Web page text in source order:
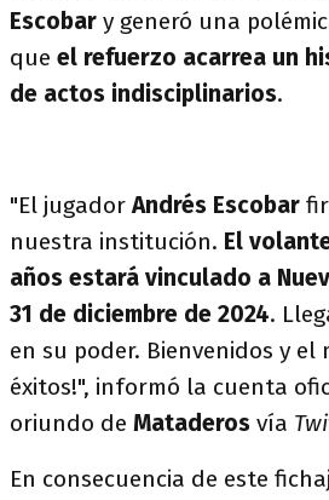
Escobar y generó una
que el refuerzo acarrea un
de actos indisciplinarios.
"El jugadorAndrés Escobar
nuestra institución. El
años estará vinculado a
31 de diciembre de 2024.
en su poder. Bienvenidos y el
éxitos!", informó la cuenta
oriundo de Mataderos vía
En consecuencia de este